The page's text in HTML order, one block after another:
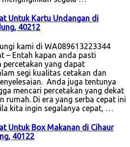
Untuk Kartu Undangan di
40212
kami di WA089613223344
– Entah kapan anda pasti
percetakan yang dapat
segi kualitas cetakan dan
Anda juga tentunya
mencari percetakan yang dekat
rumah. Di era yang serba cepat ini
kita ingin segalanya cepat, …
Untuk Box Makanan di Cihaur
40122